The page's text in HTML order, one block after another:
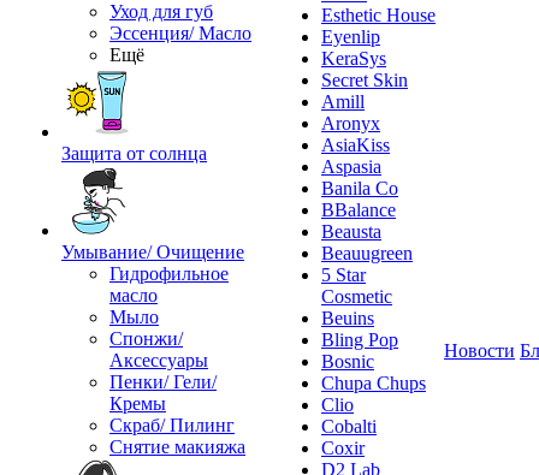
Уход для губ
Эссенция/ Масло
Ещё
Защита от солнца
Умывание/ Очищение
Гидрофильное
масло
Мыло
Спонжи/
Аксессуары
Пенки/ Гели/
Кремы
Скраб/ Пилинг
Снятие макияжа
Esthetic House
Eyenlip
KeraSys
Secret Skin
Amill
Aronyx
AsiaKiss
Aspasia
Banila Co
BBalance
Beausta
Beauugreen
5 Star
Cosmetic
Beuins
Bling Pop
Bosnic
Chupa Chups
Clio
Cobalti
Coxir
D2 Lab
Новости